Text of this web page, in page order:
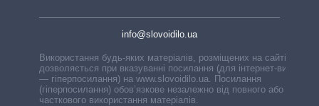
info@slovoidilo.ua
Використання будь-яких матеріалів, розміщених на сайті,
дозволяється при вказуванні посилання (для інтернет-видань
— гіперпосилання) на www.slovoidilo.ua. Посилання
(гіперпосилання) обов’язкове незалежно від повного або
часткового використання матеріалів.